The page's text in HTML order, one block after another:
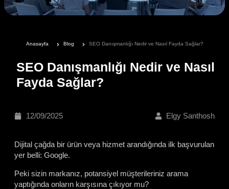
Anasayfa Blog SEO Danışmanlığı Nedir ve Nasıl Fayda Sağlar?
SEO Danışmanlığı Nedir ve Nasıl
Fayda Sağlar?
12/09/2025 Elgy Santhosh
Dijital çağda bir ürün veya hizmet arandığında ilk başvurulan
yer belli: Google.
Peki sizin markanız, potansiyel müşterileriniz arama
yaptığında onların karşısına çıkıyor mu?